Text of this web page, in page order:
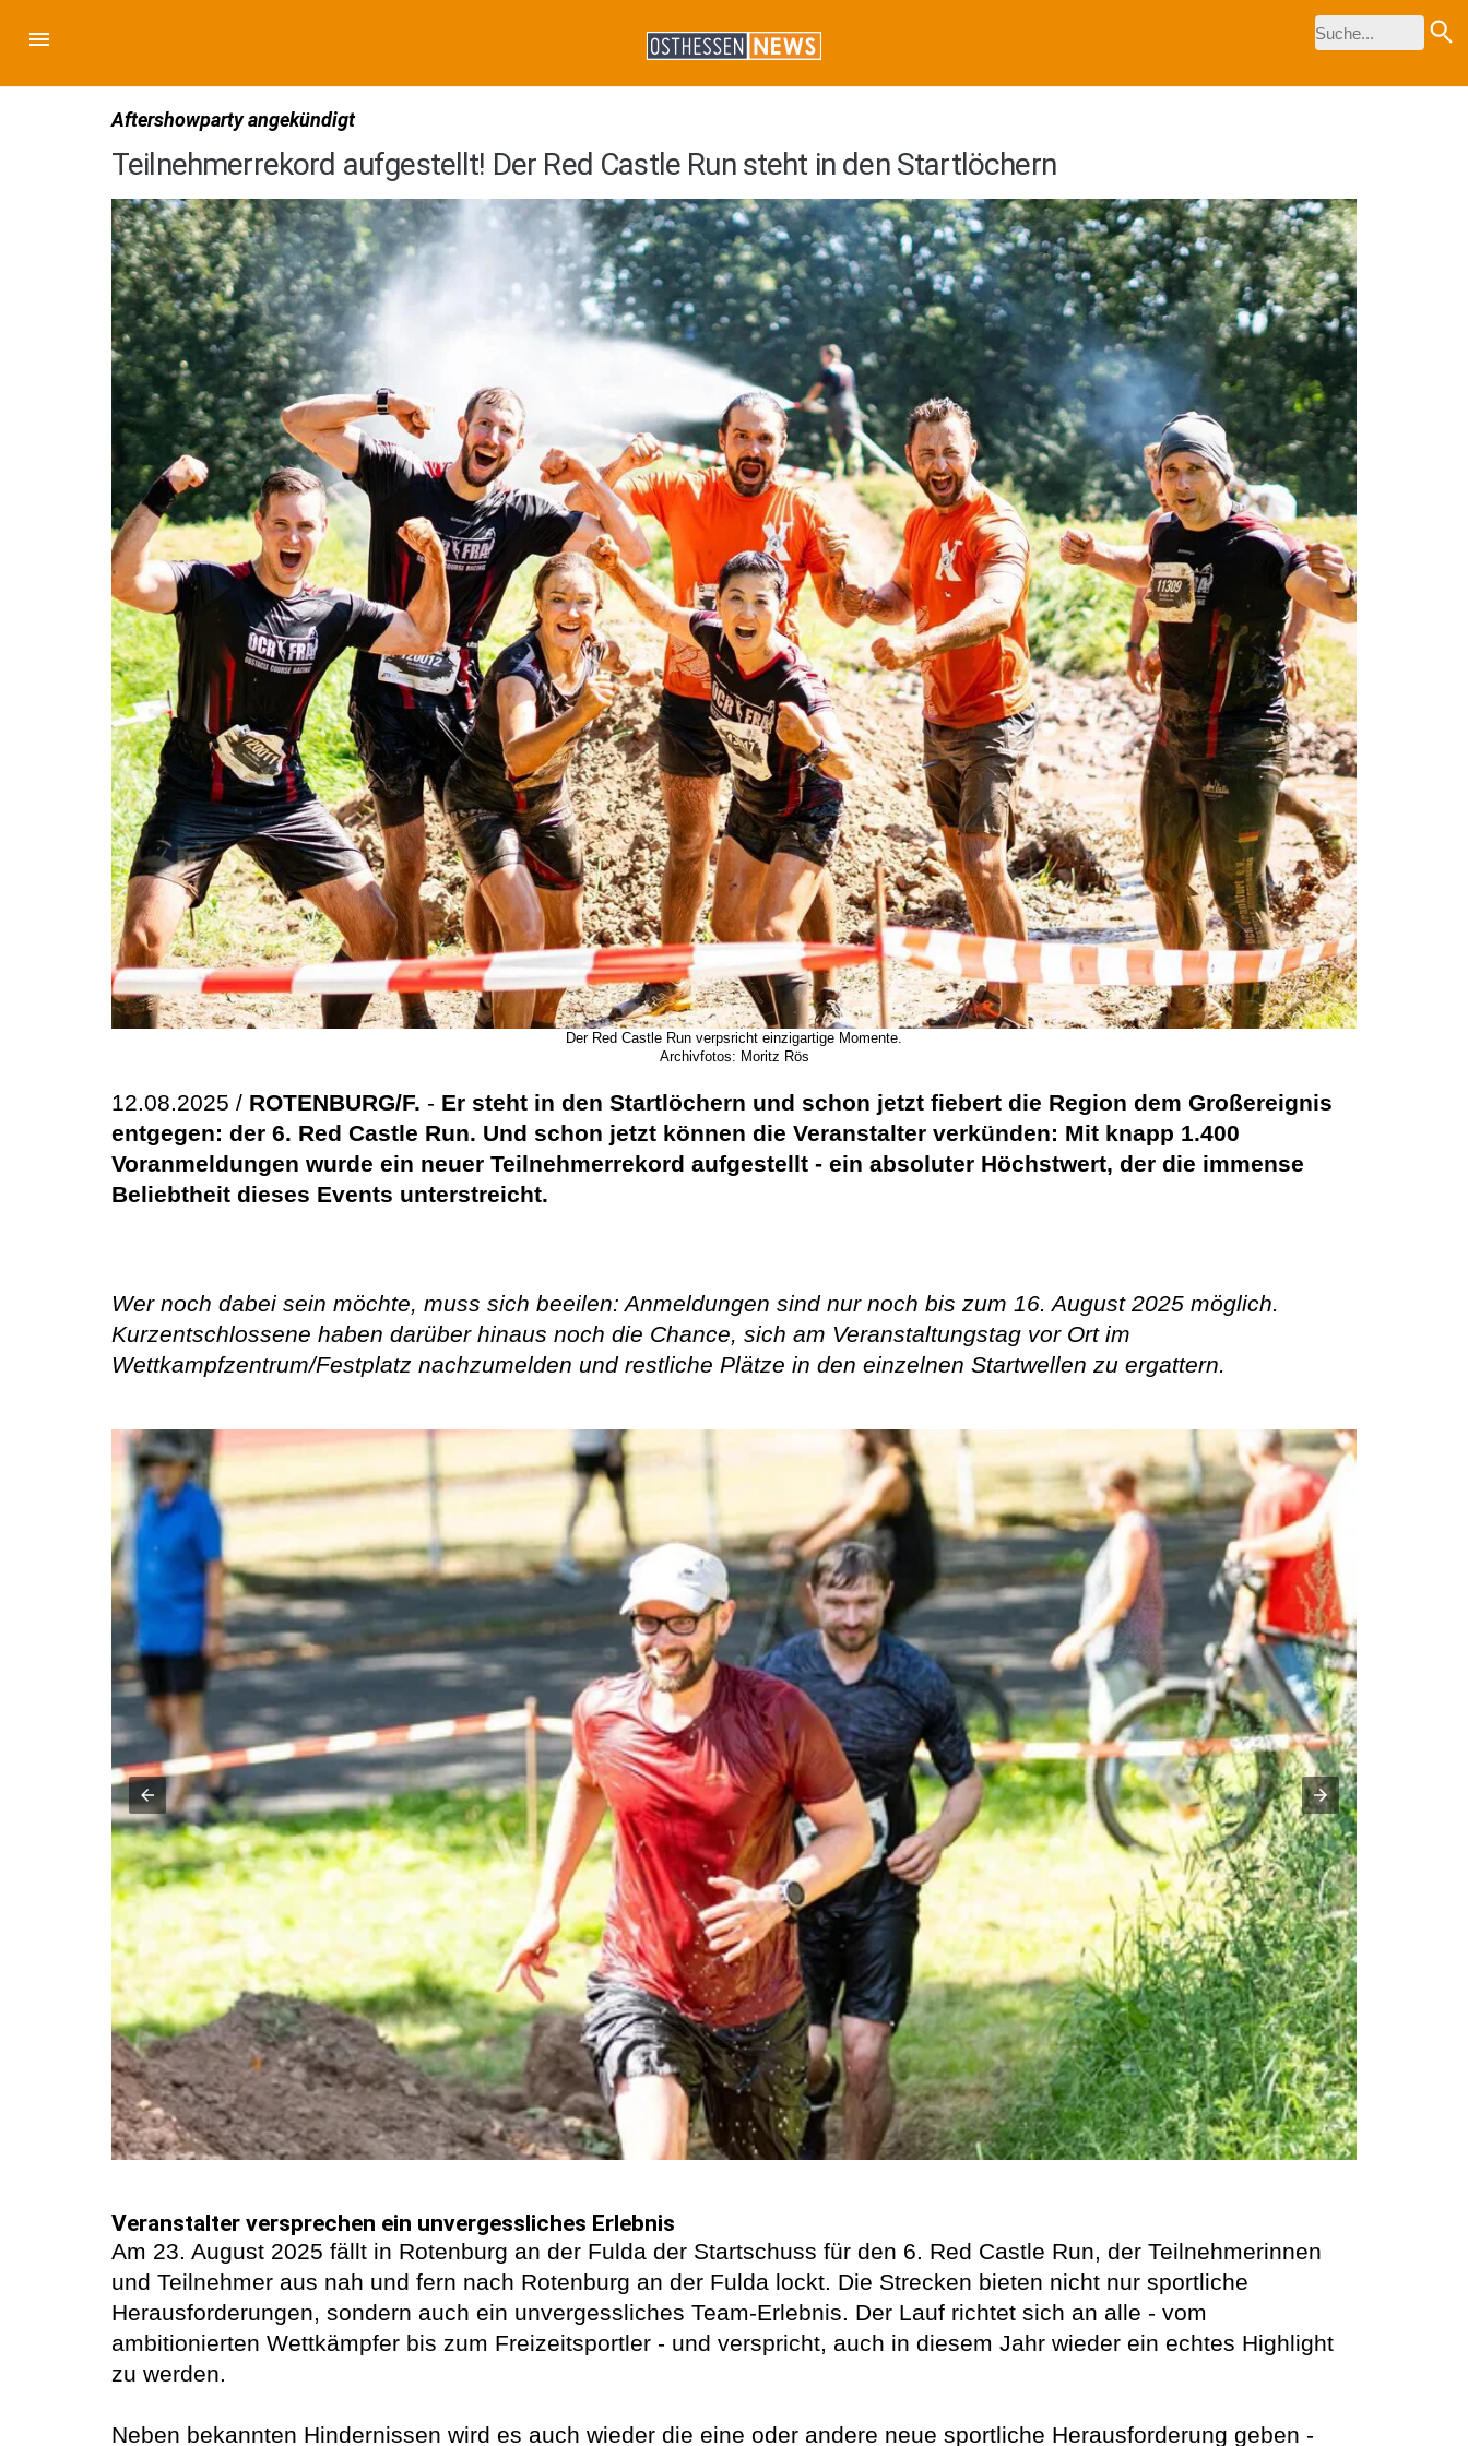
Aftershowparty angekündigt
Teilnehmerrekord aufgestellt! Der Red Castle Run steht in den Startlöchern
Der Red Castle Run verpsricht einzigartige Momente.
Archivfotos: Moritz Rös
12.08.2025 / ROTENBURG/F. - Er steht in den Startlöchern und schon jetzt fiebert die Region dem Großereignis
entgegen: der 6. Red Castle Run. Und schon jetzt können die Veranstalter verkünden: Mit knapp 1.400
Voranmeldungen wurde ein neuer Teilnehmerrekord aufgestellt - ein absoluter Höchstwert, der die immense
Beliebtheit dieses Events unterstreicht.
Wer noch dabei sein möchte, muss sich beeilen: Anmeldungen sind nur noch bis zum 16. August 2025 möglich.
Kurzentschlossene haben darüber hinaus noch die Chance, sich am Veranstaltungstag vor Ort im
Wettkampfzentrum/Festplatz nachzumelden und restliche Plätze in den einzelnen Startwellen zu ergattern.
Veranstalter versprechen ein unvergessliches Erlebnis
Am 23. August 2025 fällt in Rotenburg an der Fulda der Startschuss für den 6. Red Castle Run, der Teilnehmerinnen
und Teilnehmer aus nah und fern nach Rotenburg an der Fulda lockt. Die Strecken bieten nicht nur sportliche
Herausforderungen, sondern auch ein unvergessliches Team-Erlebnis. Der Lauf richtet sich an alle - vom
ambitionierten Wettkämpfer bis zum Freizeitsportler - und verspricht, auch in diesem Jahr wieder ein echtes Highlight
zu werden.
Neben bekannten Hindernissen wird es auch wieder die eine oder andere neue sportliche Herausforderung geben -